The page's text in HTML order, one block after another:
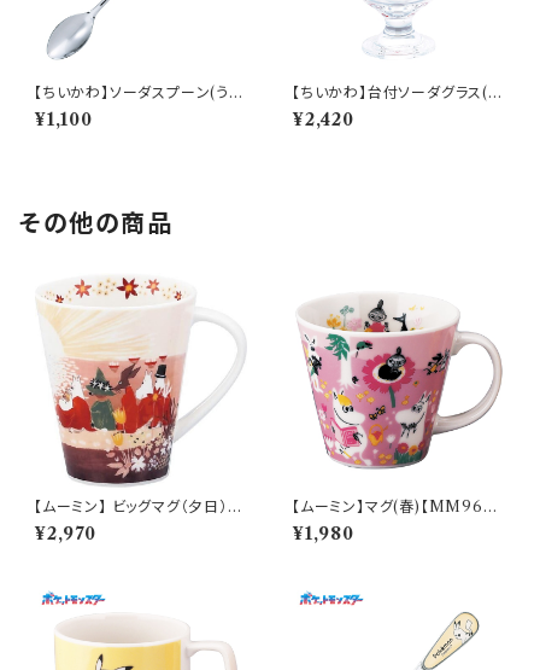
【ちいかわ】ソーダスプーン(うさ
ぎ)【CKW40】CKW43-850
¥1,100
【ちいかわ】台付ソーダグラス(ち
いかわ)【CKW40】CKW41-81
3
¥2,420
その他の商品
【ムーミン】 ビッグマグ（夕日）
【MM3200】
¥2,970
【ムーミン】マグ(春)【MM960
0】MM9601-11
¥1,980